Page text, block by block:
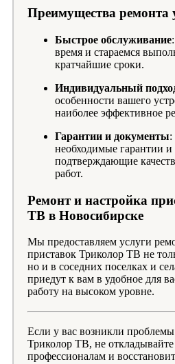
Преимущества ремонта
Быстрое обслуживание
время и стараемся
кратчайшие сроки.
Индивидуальный
особенности вашего
наиболее эффективное
Гарантии и документы:
необходимые гарантии
подтверждающие
работ.
Ремонт и настройка
ТВ в Новосибирске
Мы предоставляем услуги
приставок Триколор ТВ не
но и в соседних поселках и
приедут к вам в удобное для
работу на высоком уровне.
Если у вас возникли проблемы
Триколор ТВ, не откладывайте
профессионалам и